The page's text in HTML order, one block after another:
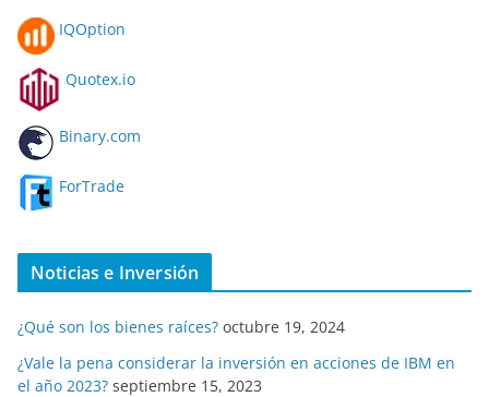
IQOption
Quotex.io
Binary.com
ForTrade
Noticias e Inversión
¿Qué son los bienes raíces? octubre 19, 2024
¿Vale la pena considerar la inversión en acciones de IBM en
el año 2023? septiembre 15, 2023